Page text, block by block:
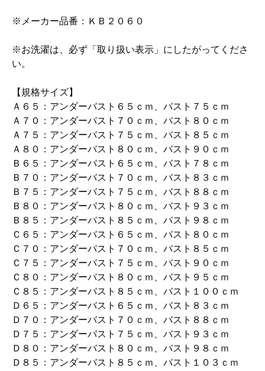
※メーカー品番：ＫＢ２０６０
※お洗濯は、必ず「取り扱い表示」にしたがってくださ
い。
【規格サイズ】
Ａ６５：アンダーバスト６５ｃｍ、バスト７５ｃｍ
Ａ７０：アンダーバスト７０ｃｍ、バスト８０ｃｍ
Ａ７５：アンダーバスト７５ｃｍ、バスト８５ｃｍ
Ａ８０：アンダーバスト８０ｃｍ、バスト９０ｃｍ
Ｂ６５：アンダーバスト６５ｃｍ、バスト７８ｃｍ
Ｂ７０：アンダーバスト７０ｃｍ、バスト８３ｃｍ
Ｂ７５：アンダーバスト７５ｃｍ、バスト８８ｃｍ
Ｂ８０：アンダーバスト８０ｃｍ、バスト９３ｃｍ
Ｂ８５：アンダーバスト８５ｃｍ、バスト９８ｃｍ
Ｃ６５：アンダーバスト６５ｃｍ、バスト８０ｃｍ
Ｃ７０：アンダーバスト７０ｃｍ、バスト８５ｃｍ
Ｃ７５：アンダーバスト７５ｃｍ、バスト９０ｃｍ
Ｃ８０：アンダーバスト８０ｃｍ、バスト９５ｃｍ
Ｃ８５：アンダーバスト８５ｃｍ、バスト１００ｃｍ
Ｄ６５：アンダーバスト６５ｃｍ、バスト８３ｃｍ
Ｄ７０：アンダーバスト７０ｃｍ、バスト８８ｃｍ
Ｄ７５：アンダーバスト７５ｃｍ、バスト９３ｃｍ
Ｄ８０：アンダーバスト８０ｃｍ、バスト９８ｃｍ
Ｄ８５：アンダーバスト８５ｃｍ、バスト１０３ｃｍ